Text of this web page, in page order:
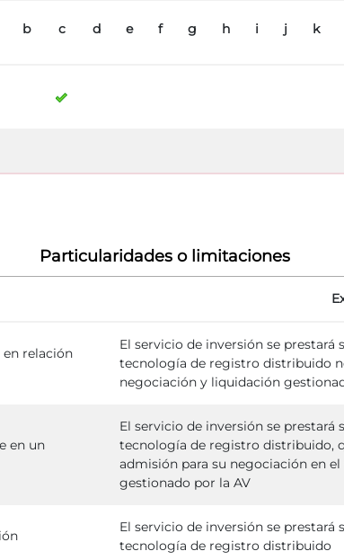
b c d e f g h i j k
Particularidades o limitaciones
en relación
El servicio de inversión se
tecnología de registro distribuido
negociación y liquidación
en un
El servicio de inversión se
tecnología de registro distribuido,
admisión para su negociación en
gestionado por la AV
El servicio de inversión se
tecnología de registro distribuido